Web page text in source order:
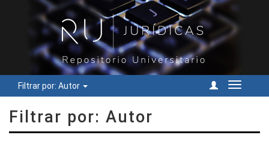
Filtrar por: Autor
Cambiar
Filtrar por: Autor